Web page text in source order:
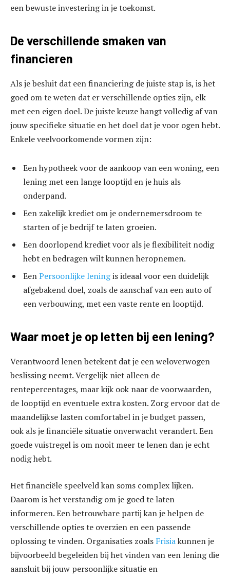
een bewuste investering in je toekomst.
De verschillende smaken van
financieren
Als je besluit dat een financiering de juiste stap is, is het
goed om te weten dat er verschillende opties zijn, elk
met een eigen doel. De juiste keuze hangt volledig af van
jouw specifieke situatie en het doel dat je voor ogen hebt.
Enkele veelvoorkomende vormen zijn:
Een hypotheek voor de aankoop van een woning, een
lening met een lange looptijd en je huis als
onderpand.
Een zakelijk krediet om je ondernemersdroom te
starten of je bedrijf te laten groeien.
Een doorlopend krediet voor als je flexibiliteit nodig
hebt en bedragen wilt kunnen heropnemen.
EenPersoonlijke leningis ideaal voor een duidelijk
afgebakend doel, zoals de aanschaf van een auto of
een verbouwing, met een vaste rente en looptijd.
Waar moet je op letten bij een lening?
Verantwoord lenen betekent dat je een weloverwogen
beslissing neemt. Vergelijk niet alleen de
rentepercentages, maar kijk ook naar de voorwaarden,
de looptijd en eventuele extra kosten. Zorg ervoor dat de
maandelijkse lasten comfortabel in je budget passen,
ook als je financiële situatie onverwacht verandert. Een
goede vuistregel is om nooit meer te lenen dan je echt
nodig hebt.
Het financiële speelveld kan soms complex lijken.
Daarom is het verstandig om je goed te laten
informeren. Een betrouwbare partij kan je helpen de
verschillende opties te overzien en een passende
oplossing te vinden. Organisaties zoals Frisiakunnen je
bijvoorbeeld begeleiden bij het vinden van een lening die
aansluit bij jouw persoonlijke situatie en